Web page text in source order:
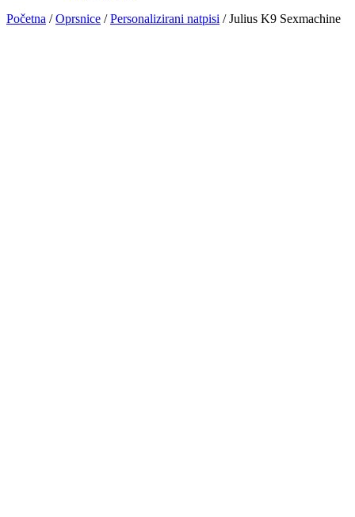
Početna /Oprsnice /Personalizirani natpisi / Julius K9 Sexmachine